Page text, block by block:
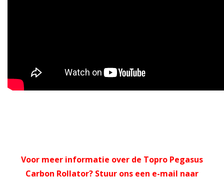
Voor meer informatie over de Topro Pegasus
Carbon Rollator? Stuur ons een e-mail naar